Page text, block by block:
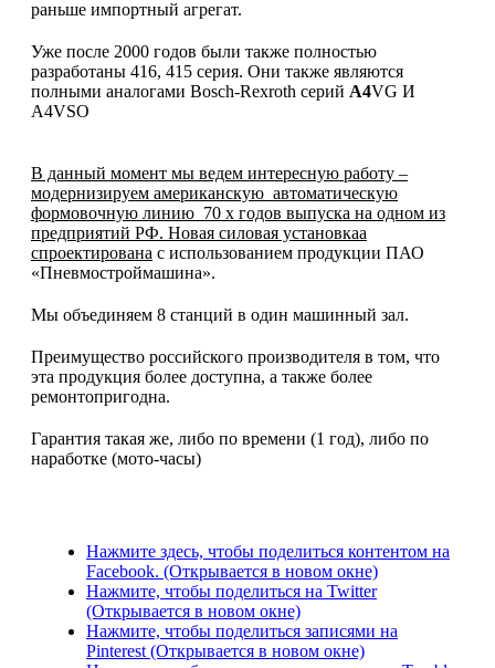
раньше импортный агрегат.
Уже после 2000 годов были также полностью
разработаны 416, 415 серия. Они также являются
полными аналогами Bosch-Rexroth серий A4VG И
A4VSO
В данный момент мы ведем интересную работу –
модернизируем американскую автоматическую
формовочную линию 70 х годов выпуска на одном из
предприятий РФ. Новая силовая установкаа
спроектирована с использованием продукции ПАО
«Пневмостроймашина».
Мы объединяем 8 станций в один машинный зал.
Преимущество российского производителя в том, что
эта продукция более доступна, а также более
ремонтопригодна.
Гарантия такая же, либо по времени (1 год), либо по
наработке (мото-часы)
Нажмите здесь, чтобы поделиться контентом на
Facebook. (Открывается в новом окне)
Нажмите, чтобы поделиться на Twitter
(Открывается в новом окне)
Нажмите, чтобы поделиться записями на
Pinterest (Открывается в новом окне)